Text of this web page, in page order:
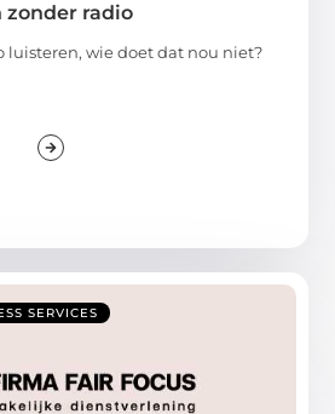
zonder radio
luisteren, wie doet dat nou niet?
SERVICES